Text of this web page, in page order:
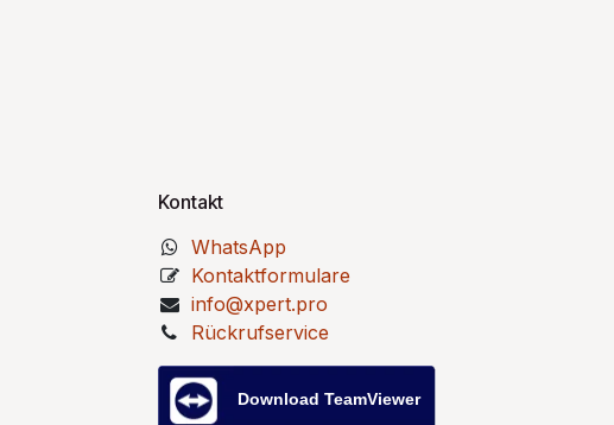
Kontakt
WhatsApp
Kontaktformulare
info@xpert.pro
Rückrufservice
Download TeamViewer